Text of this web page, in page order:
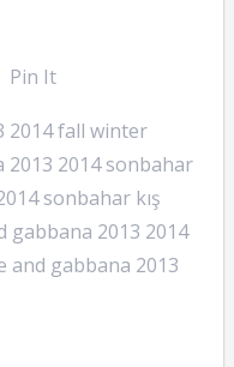
Pin It
2014 fall winter
2013 2014 sonbahar
sonbahar kış
gabbana 2013 2014
and gabbana 2013